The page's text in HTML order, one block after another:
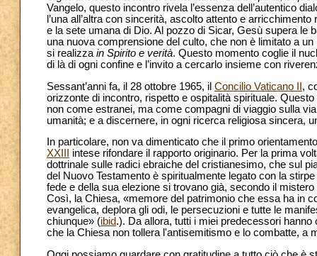
Vangelo, questo incontro rivela l’essenza dell’autentico
l’una all’altra con sincerità, ascolto attento e
e la sete umana di Dio. Al pozzo di Sicar, Gesù supera le
una nuova comprensione del culto, che non è limitato a
si realizza in Spirito e verità. Questo momento coglie il
di là di ogni confine e l’invito a cercarlo insieme con
Sessant’anni fa, il 28 ottobre 1965, il Concilio Vaticano II,
orizzonte di incontro, rispetto e ospitalità spirituale.
non come estranei, ma come compagni di viaggio sulla
umanità; e a discernere, in ogni ricerca religiosa sincera,
In particolare, non va dimenticato che il primo
XXIII
intese rifondare il rapporto originario. Per la prima
dottrinale sulle radici ebraiche del cristianesimo, che sul
del Nuovo Testamento è spiritualmente legato con la
fede e della sua elezione si trovano già, secondo il
Così, la Chiesa, «memore del patrimonio che essa ha in
evangelica, deplora gli odi, le persecuzioni e tutte le
chiunque» (ibid.). Da allora, tutti i miei predecessori
che la Chiesa non tollera l'antisemitismo e lo combatte, a